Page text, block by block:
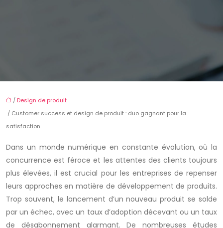
/ Design de produit
/ Customer success et design de produit : duo gagnant pour la
satisfaction
Dans un monde numérique en constante évolution, où la
concurrence est féroce et les attentes des clients toujours
plus élevées, il est crucial pour les entreprises de repenser
leurs approches en matière de développement de produits.
Trop souvent, le lancement d’un nouveau produit se solde
par un échec, avec un taux d’adoption décevant ou un taux
de désabonnement alarmant. De nombreuses études